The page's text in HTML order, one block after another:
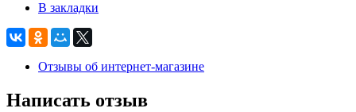
В закладки
Отзывы об интернет-магазине
Написать отзыв